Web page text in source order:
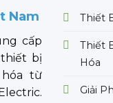
Nam
cấp
bị
từ
Thiết
Thiết
Hóa
Giải